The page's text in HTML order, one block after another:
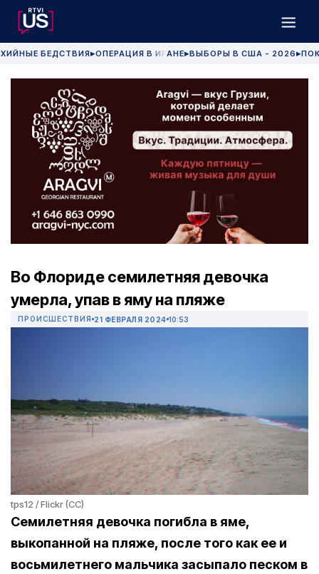
БЕДСТВИЯ▶ОПЕРАЦИЯ В ИРАНЕ▶ВЫБОРЫ В США - 2026 ▶
Во Флориде семилетняя девочка
умерла, упав в яму на пляже
ПРОИСШЕСТВИЯ 21 ФЕВРАЛЯ 2024 10:53
tps12 / Flickr (CC)
Семилетняя девочка погибла в яме,
выкопанной на пляже, после того как ее и
восьмилетнего мальчика засыпало песком в